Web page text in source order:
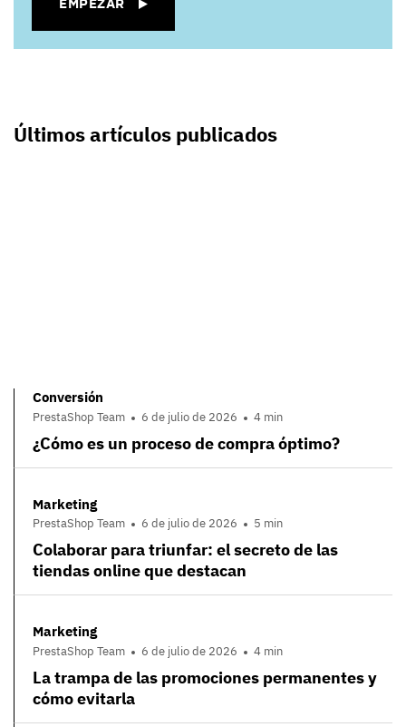
EMPEZAR
Últimos artículos publicados
Conversión
PrestaShop Team 6 de julio de 2026 4 min
¿Cómo es un proceso de compra óptimo?
Marketing
PrestaShop Team 6 de julio de 2026 5 min
Colaborar para triunfar: el secreto de las
tiendas online que destacan
Marketing
PrestaShop Team 6 de julio de 2026 4 min
La trampa de las promociones permanentes y
cómo evitarla